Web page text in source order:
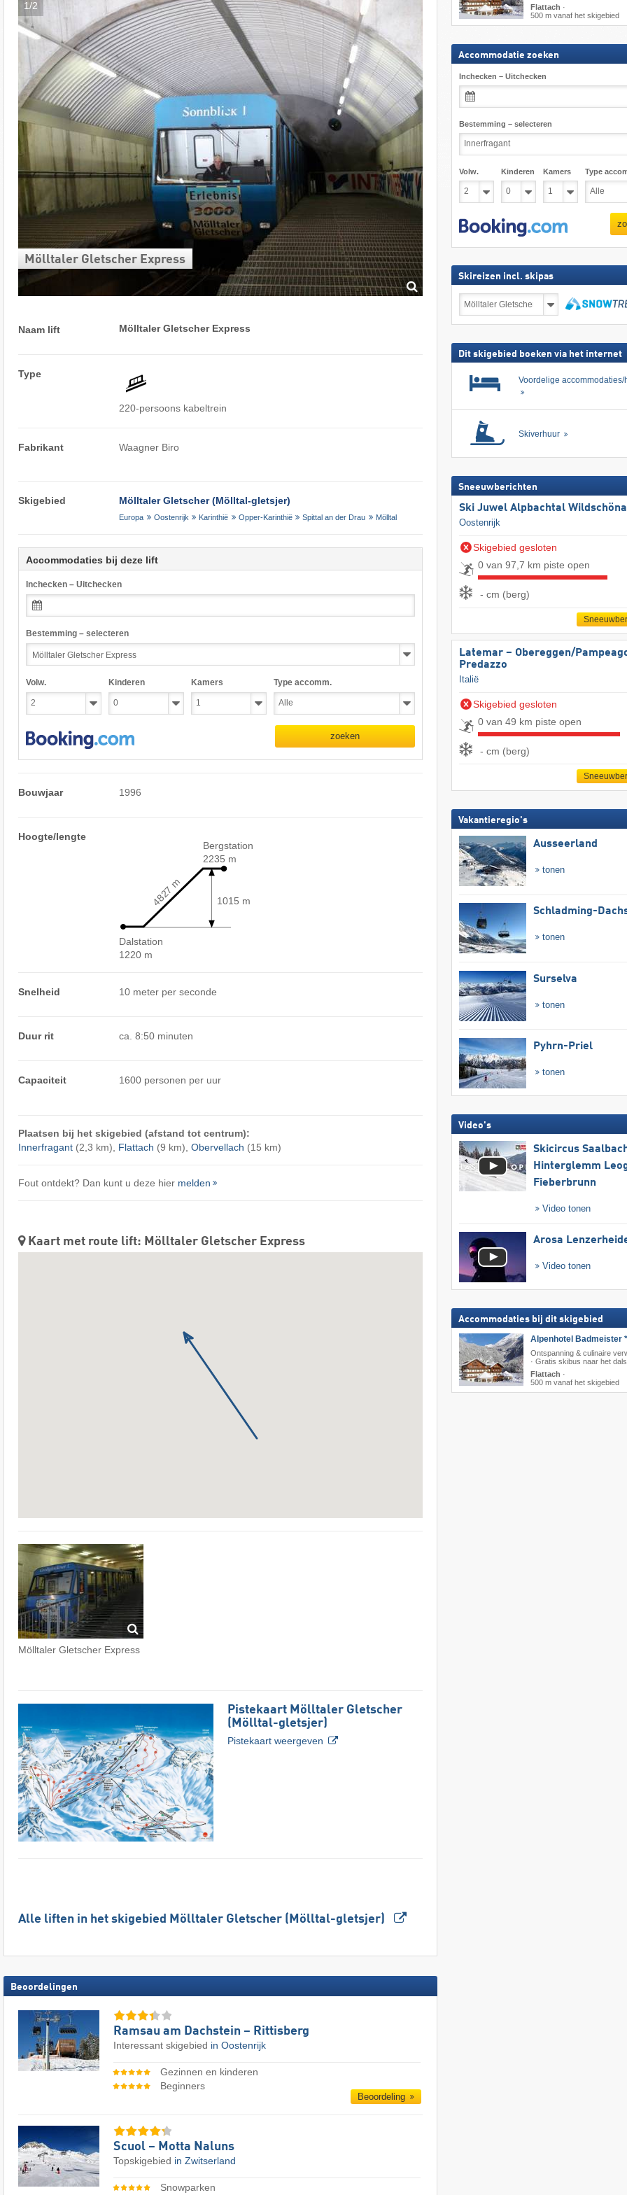
1/2
Mölltaler Gletscher Express
Naam lift Mölltaler Gletscher Express
Type
220-persoons kabeltrein
Fabrikant Waagner Biro
Skigebied Mölltaler Gletscher (Mölltal-gletsjer)
Europa Oostenrijk Karinthië Opper-Karinthië Spittal an der Drau Mölltal
Accommodaties bij deze lift
Inchecken – Uitchecken
Bestemming – selecteren
Volw. Kinderen Kamers Type accomm.
zoeken
Bouwjaar 1996
Hoogte/lengte
Dalstation
1220 m
Bergstation
2235 m
1015 m
4827 m
Snelheid 10 meter per seconde
Duur rit ca. 8:50 minuten
Capaciteit 1600 personen per uur
Plaatsen bij het skigebied (afstand tot centrum):
Innerfragant(2,3 km), Flattach (9 km), Obervellach (15 km)
Fout ontdekt? Dan kunt u deze hier melden
Kaart met route lift: Mölltaler Gletscher Express
Mölltaler Gletscher Express
Pistekaart Mölltaler Gletscher
(Mölltal-gletsjer)
Pistekaart weergeven
Alle liften in het skigebied Mölltaler Gletscher (Mölltal-gletsjer)
Beoordelingen
Ramsau am Dachstein – Rittisberg
Interessant skigebied in Oostenrijk
Gezinnen en kinderen
Beginners
Beoordeling
Scuol – Motta Naluns
Topskigebied in Zwitserland
Snowparken
Flattach ·
500 m vanaf het skigebied
Accommodatie zoeken
Inchecken – Uitchecken
Bestemming – selecteren
Volw. Kinderen Kamers Type
Skireizen incl. skipas
incl.
Dit skigebied boeken via het internet
Voordelige accommodaties/
Skiverhuur
Sneeuwberichten
Ski Juwel Alpbachtal
Oostenrijk
Skigebied gesloten
0 van 97,7 km piste open
- cm (berg)
Latemar – Obereggen/​
Predazzo
Italië
Skigebied gesloten
0 van 49 km piste open
- cm (berg)
Vakantieregio's
Ausseerland
tonen
Schladming-
tonen
Surselva
tonen
Pyhrn-Priel
tonen
Video's
Skicircus
Hinterglemm
Fieberbrunn
Video tonen
Arosa
Video tonen
Accommodaties bij dit skigebied
Alpenhotel Badmeister
Ontspanning & culinaire
· Gratis skibus naar het
Flattach ·
500 m vanaf het skigebied